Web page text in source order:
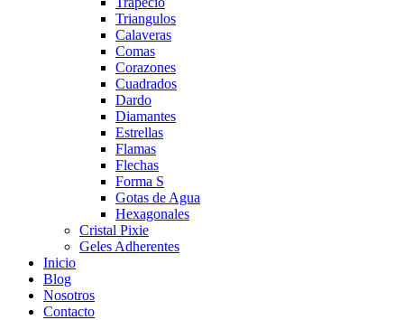
Triangulos
Calaveras
Comas
Corazones
Cuadrados
Dardo
Diamantes
Estrellas
Flamas
Flechas
Forma S
Gotas de Agua
Hexagonales
Cristal Pixie
Geles Adherentes
Inicio
Blog
Nosotros
Contacto